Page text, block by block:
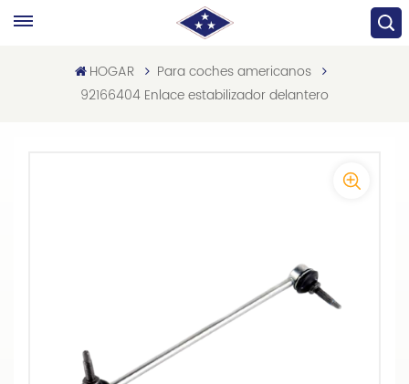
HOGAR
Para coches americanos
92166404 Enlace estabilizador delantero